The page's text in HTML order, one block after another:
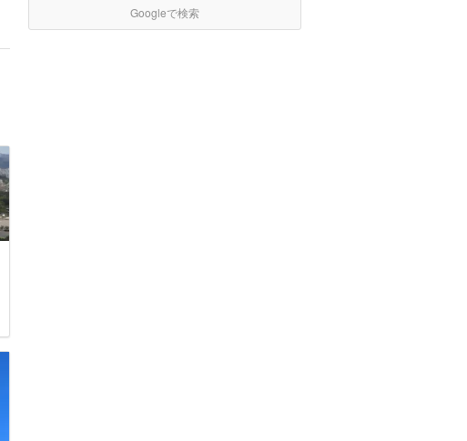
Googleで検索